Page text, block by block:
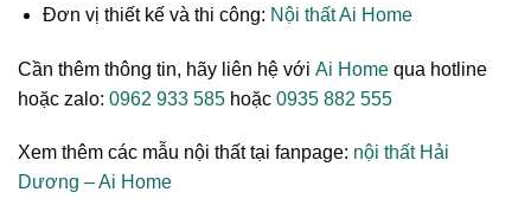
Đơn vị thiết kế và thi công: Nội thất Ai Home
Cần thêm thông tin, hãy liên hệ với Ai Home qua hotline
hoặc zalo: 0962 933 585 hoặc 0935 882 555
Xem thêm các mẫu nội thất tại fanpage: nội thất Hải
Dương – Ai Home